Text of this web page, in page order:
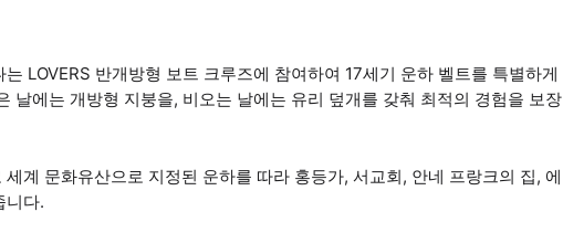
LOVERS 반개방형 보트 크루즈에 참여하여 17세기 운하 벨트를 특별하게
날에는 개방형 지붕을, 비오는 날에는 유리 덮개를 갖춰 최적의 경험을 보장
계 문화유산으로 지정된 운하를 따라 홍등가, 서교회, 안네 프랑크의 집, 에
니다.